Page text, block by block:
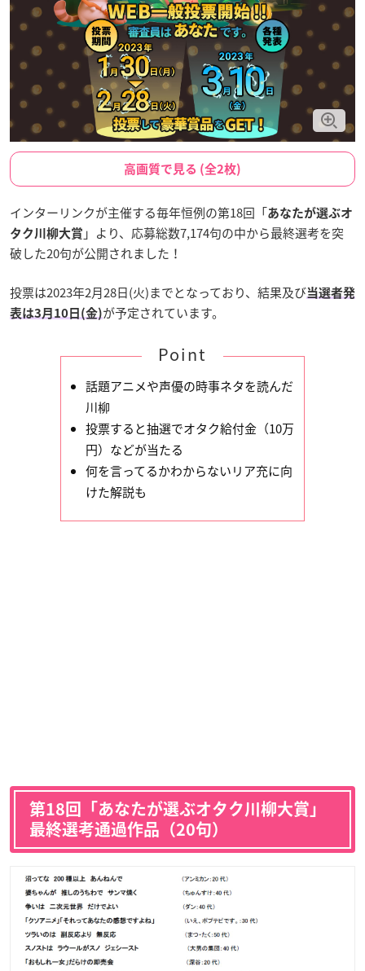
高画質で見る (全2枚)
インターリンクが主催する毎年恒例の第18回「あなたが選ぶオ
タク川柳大賞 」より、応募総数7,174句の中から最終選考を突
破した20句が公開されました！
投票は2023年2月28日(火)までとなっており、結果及び当選者発
表は3月10日(金)が予定されています。
Point
話題アニメや声優の時事ネタを読んだ
川柳
投票すると抽選でオタク給付金（10万
円）などが当たる
何を言ってるかわからないリア充に向
けた解説も
第18回「あなたが選ぶオタク川柳大賞 」
最終選考通過作品（20句）